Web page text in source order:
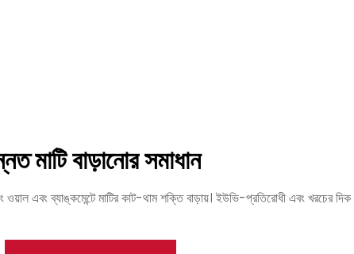
মাটি বাড়ানোর সমাধান
ব্যাঙ্কমেন্টে মাটির কাট-থাম শক্তি বাড়ায়। ইউভি-প্রতিরোধী এবং খরচের দিক